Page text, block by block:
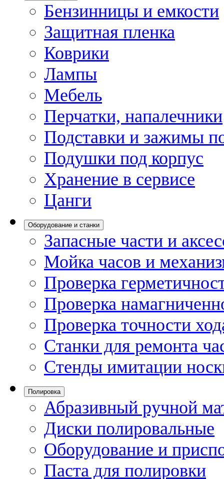
Бензинницы и емкости
Защитная пленка
Коврики
Лампы
Мебель
Перчатки, напалечники
Подставки и зажимы
Подушки под корпус
Хранение в сервисе
Цанги
Оборудование и станки
Запасные части и
Мойка часов и
Проверка
Проверка
Проверка точности
Станки для ремонта
Стенды имитации
Полировка
Абразивный ручной
Диски полировальные
Оборудование и
Паста для полировки